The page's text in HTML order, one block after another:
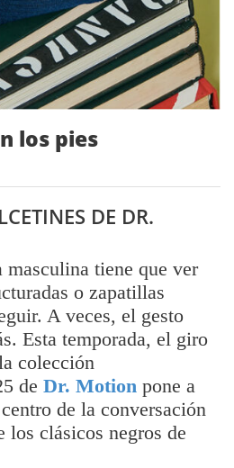
los pies
DE DR.
tiene que ver
o zapatillas
A veces, el gesto
Esta temporada, el giro
colección
de Dr. Motion pone a
de la conversación
clásicos negros de